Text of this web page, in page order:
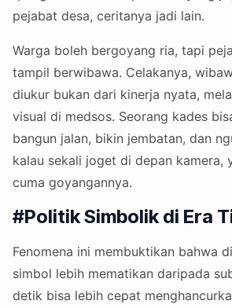
pejabat desa, ceritanya jadi lain.
Warga boleh bergoyang ria, tapi
tampil berwibawa. Celakanya,
diukur bukan dari kinerja nyata,
visual di medsos. Seorang kades
bangun jalan, bikin jembatan, dan
kalau sekali joget di depan kamera,
cuma goyangannya.
#Politik Simbolik di Era
Fenomena ini membuktikan bahwa
simbol lebih mematikan daripada
detik bisa lebih cepat